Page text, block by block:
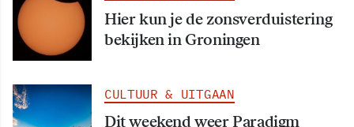
Hier kun je de zonsverduistering
bekijken in Groningen
CULTUUR & UITGAAN
Dit weekend weer Paradigm